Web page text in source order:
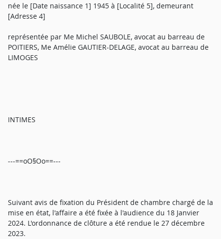
née le [Date naissance 1] 1945 à [Localité 5], demeurant
[Adresse 4]
représentée par Me Michel SAUBOLE, avocat au barreau de
POITIERS, Me Amélie GAUTIER-DELAGE, avocat au barreau de
LIMOGES
INTIMES
---==oO§Oo==---
Suivant avis de fixation du Président de chambre chargé de la
mise en état, l'affaire a été fixée à l'audience du 18 Janvier
2024. L'ordonnance de clôture a été rendue le 27 décembre
2023.